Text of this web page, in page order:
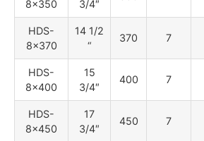
8×350 3/4″
HDS-
8×370
14 1/2
“
370 7
HDS-
8×400
15
3/4″
400 7
HDS-
8×450
17
3/4″
450 7